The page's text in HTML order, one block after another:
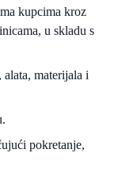
kupcima kroz
u skladu s
materijala i
pokretanje,